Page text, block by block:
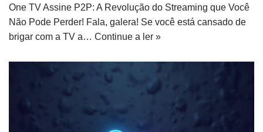
One TV Assine P2P: A Revolução do Streaming que Você
Não Pode Perder! Fala, galera! Se você está cansado de
brigar com a TV a… Continue a ler »